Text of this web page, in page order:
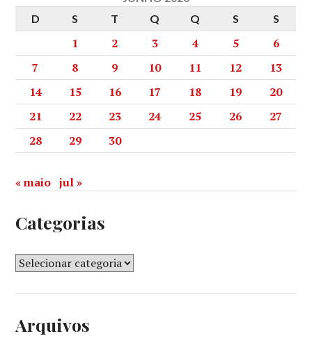
D
S T Q Q S S
1 2 3 4 5
6
7
8 9 10 11 12
13
14
15 16 17 18 19
20
21
22 23 24 25 26
27
28
29 30
« maio jul »
Categorias
Arquivos